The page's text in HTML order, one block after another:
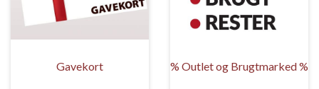
Gavekort % Outlet og Brugtmarked %